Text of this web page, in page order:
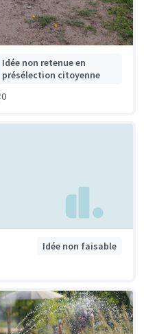
Idée non retenue en
présélection citoyenne
0
Idée non faisable